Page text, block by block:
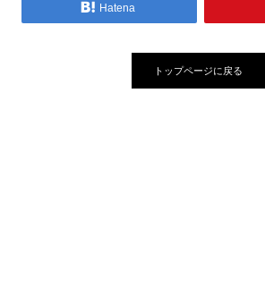
Hatena
トップページに戻る